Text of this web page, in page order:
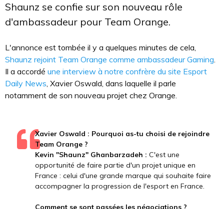
Shaunz se confie sur son nouveau rôle
d'ambassadeur pour Team Orange.
L'annonce est tombée il y a quelques minutes de cela,
Shaunz rejoint Team Orange comme ambassadeur Gaming.
Il a accordé une interview à notre confrère du site Esport
Daily News, Xavier Oswald, dans laquelle il parle
notamment de son nouveau projet chez Orange.
Xavier Oswald : Pourquoi as-tu choisi de rejoindre
Team Orange ?
Kevin "Shaunz" Ghanbarzadeh : C'est une
opportunité de faire partie d'un projet unique en
France : celui d'une grande marque qui souhaite faire
accompagner la progression de l'esport en France.
Comment se sont passées les négociations ?